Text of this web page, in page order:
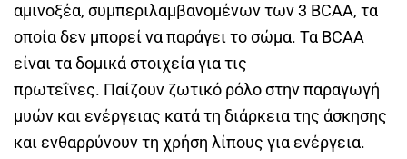
αμινοξέα, συμπεριλαμβανομένων των 3 BCAA, τα
οποία δεν μπορεί να παράγει το σώμα. Τα BCAA
είναι τα δομικά στοιχεία για τις
πρωτεΐνες. Παίζουν ζωτικό ρόλο στην παραγωγή
μυών και ενέργειας κατά τη διάρκεια της άσκησης
και ενθαρρύνουν τη χρήση λίπους για ενέργεια.